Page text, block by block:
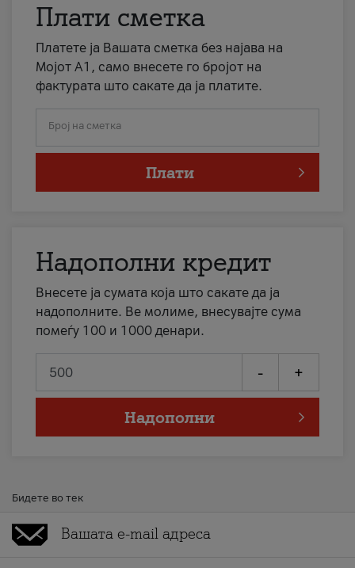
Плати сметка
Платете ја Вашата сметка без најава на
Мојот А1, само внесете го бројот на
фактурата што сакате да ја платите.
Број на сметка
Плати
Надополни кредит
Внесете ја сумата која што сакате да ја
надополните. Ве молиме, внесувајте сума
помеѓу 100 и 1000 денари.
- +
Надополни
Бидете во тек